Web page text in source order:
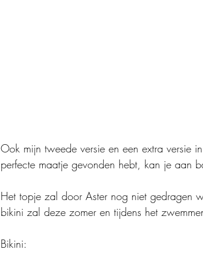
Ook mijn tweede versie en een extra versie
perfecte maatje gevonden hebt, kan je aan
Het topje zal door Aster nog niet gedragen
bikini zal deze zomer en tijdens het
Bikini: